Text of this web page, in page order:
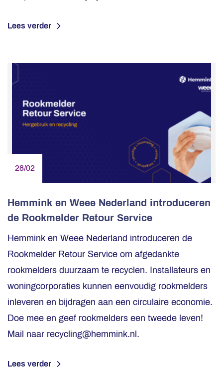
Lees verder
28/02
Hemmink en Weee Nederland introduceren
de Rookmelder Retour Service
Hemmink en Weee Nederland introduceren de
Rookmelder Retour Service om afgedankte
rookmelders duurzaam te recyclen. Installateurs en
woningcorporaties kunnen eenvoudig rookmelders
inleveren en bijdragen aan een circulaire economie.
Doe mee en geef rookmelders een tweede leven!
Mail naar recycling@hemmink.nl.
Lees verder